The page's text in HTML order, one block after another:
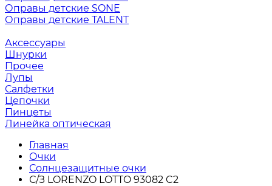
Оправы детские SONE
Оправы детские TALENT
Аксессуары
Шнурки
Прочее
Лупы
Салфетки
Цепочки
Пинцеты
Линейка оптическая
Главная
Очки
Солнцезащитные очки
С/З LORENZO LOTTO 93082 C2